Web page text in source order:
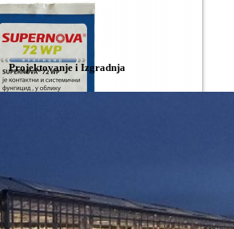
Projektovanje i Izgradnja